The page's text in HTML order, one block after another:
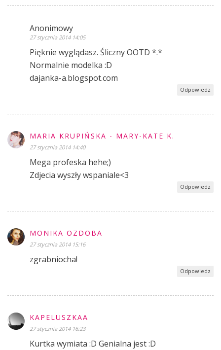
Anonimowy
27 stycznia 2014 14:05
Pięknie wyglądasz. Śliczny OOTD *.*
Normalnie modelka :D
dajanka-a.blogspot.com
Odpowiedz
MARIA KRUPIŃSKA - MARY-KATE K.
27 stycznia 2014 14:40
Mega profeska hehe;)
Zdjecia wyszły wspaniale<3
Odpowiedz
MONIKA OZDOBA
27 stycznia 2014 15:16
zgrabniocha!
Odpowiedz
KAPELUSZKAA
27 stycznia 2014 16:23
Kurtka wymiata :D Genialna jest :D